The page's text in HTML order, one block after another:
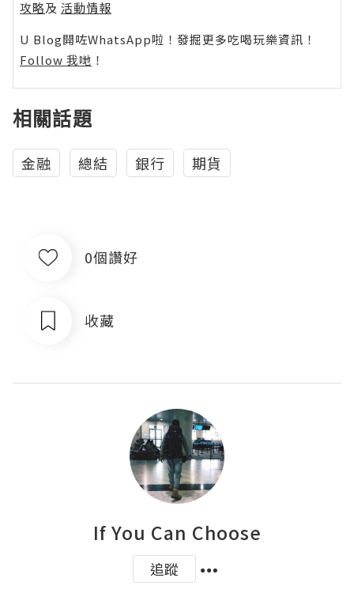
攻略及 活動情報
U Blog開咗WhatsApp啦！發掘更多吃喝玩樂資訊！
Follow 我哋 ！
相關話題
金融 總結 銀行 期貨
0個讚好
收藏
If You Can Choose
追蹤